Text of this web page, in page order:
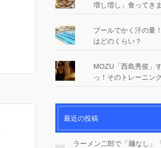
増し増し」食ってき
プールでかく汗の量
はどのくらい？
MOZU「西島秀俊」
っ！そのトレーニン
最近の投稿
ラーメン二郎で「麺なし」